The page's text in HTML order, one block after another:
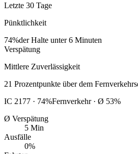
Letzte 30 Tage
Pünktlichkeit
74%der Halte unter 6 Minuten
Verspätung
Mittlere Zuverlässigkeit
21 Prozentpunkte über dem
IC 2177 · 74%Fernverkehr · Ø 53%
Ø Verspätung
5 Min
Ausfälle
0%